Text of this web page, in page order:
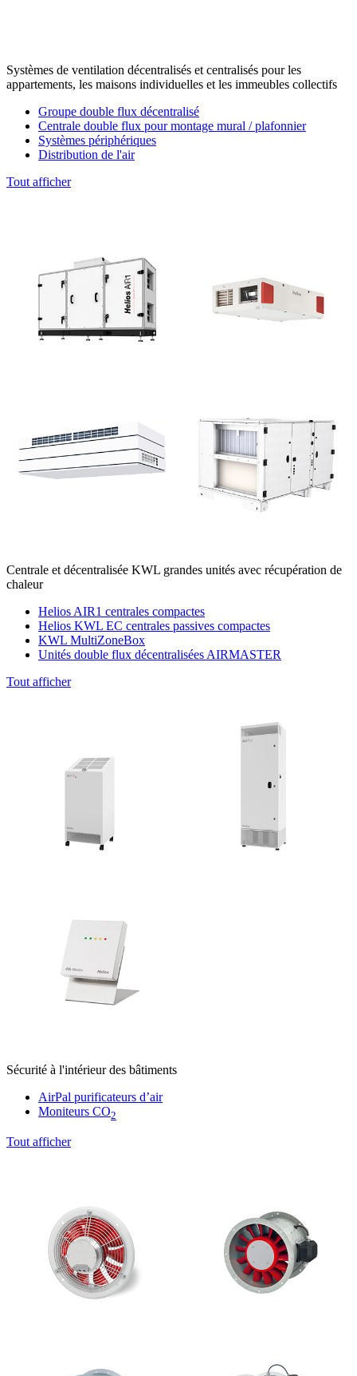
Systèmes de ventilation décentralisés et centralisés pour les
appartements, les maisons individuelles et les immeubles collectifs
Groupe double flux décentralisé
Centrale double flux pour montage mural / plafonnier
Systèmes périphériques
Distribution de l'air
Tout afficher
Centrale et décentralisée KWL grandes unités avec récupération de
chaleur
Helios AIR1 centrales compactes
Helios KWL EC centrales passives compactes
KWL MultiZoneBox
Unités double flux décentralisées AIRMASTER
Tout afficher
Sécurité à l'intérieur des bâtiments
AirPal purificateurs d’air
Moniteurs CO2
Tout afficher